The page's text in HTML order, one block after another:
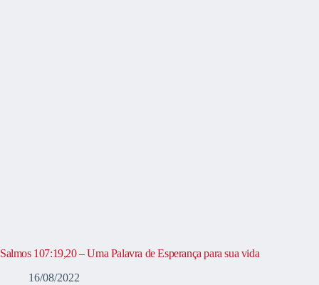
Salmos 107:19,20 – Uma Palavra de Esperança para sua vida
16/08/2022